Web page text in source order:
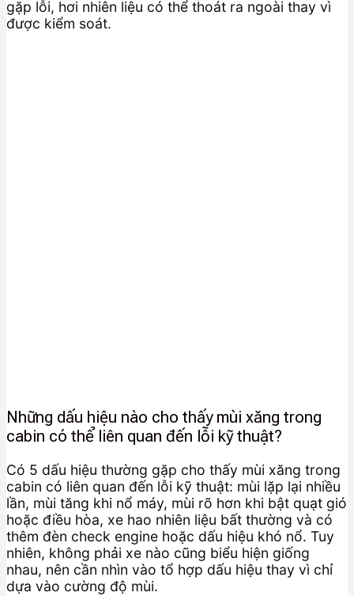
gặp lỗi, hơi nhiên liệu có thể thoát ra ngoài thay vì
được kiểm soát.
Những dấu hiệu nào cho thấy mùi xăng trong
cabin có thể liên quan đến lỗi kỹ thuật?
Có 5 dấu hiệu thường gặp cho thấy mùi xăng trong
cabin có liên quan đến lỗi kỹ thuật: mùi lặp lại nhiều
lần, mùi tăng khi nổ máy, mùi rõ hơn khi bật quạt gió
hoặc điều hòa, xe hao nhiên liệu bất thường và có
thêm đèn check engine hoặc dấu hiệu khó nổ. Tuy
nhiên, không phải xe nào cũng biểu hiện giống
nhau, nên cần nhìn vào tổ hợp dấu hiệu thay vì chỉ
dựa vào cường độ mùi.